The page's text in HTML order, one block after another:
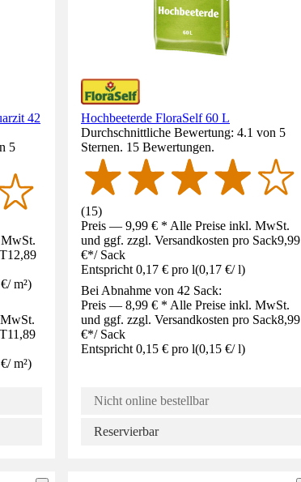
42
5
12,89
/ m²)
11,89
/ m²)
Hochbeeterde FloraSelf 60 L
Durchschnittliche Bewertung: 4.1 von 5
Sternen. 15 Bewertungen.
(15)
Preis — 9,99 € * Alle Preise inkl. MwSt.
und ggf. zzgl. Versandkosten pro Sack9,99
€*/ Sack
Entspricht 0,17 € pro l(0,17 €/ l)
Bei Abnahme von 42 Sack:
Preis — 8,99 € * Alle Preise inkl. MwSt.
und ggf. zzgl. Versandkosten pro Sack8,99
€*/ Sack
Entspricht 0,15 € pro l(0,15 €/ l)
Nicht online bestellbar
Reservierbar